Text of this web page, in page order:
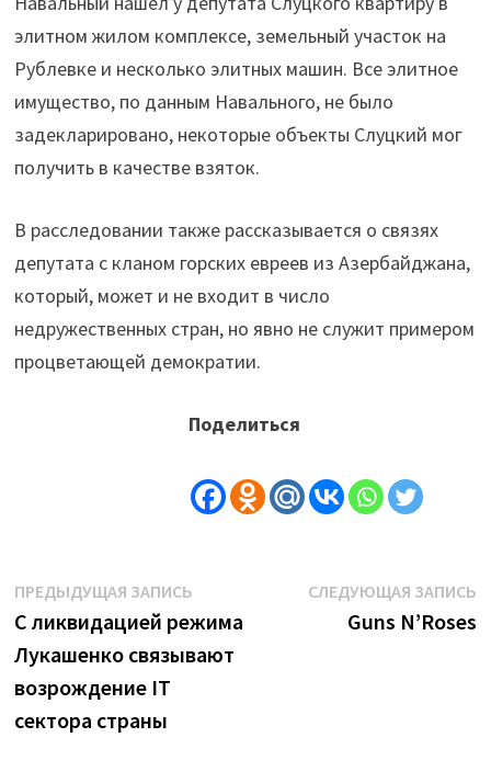
элитном жилом комплексе, земельный участок на
Рублевке и несколько элитных машин. Все элитное
имущество, по данным Навального, не было
задекларировано, некоторые объекты Слуцкий мог
получить в качестве взяток.
В расследовании также рассказывается о связях
депутата с кланом горских евреев из Азербайджана,
который, может и не входит в число
недружественных стран, но явно не служит примером
процветающей демократии.
Поделиться
Навигация
по
записям
ПРЕДЫДУЩАЯ ЗАПИСЬПредыдущая
запись:
С ликвидацией режима
Лукашенко связывают
возрождение IT
сектора страны
СЛЕДУЮЩАЯ ЗАПИСЬ
Guns N’Roses